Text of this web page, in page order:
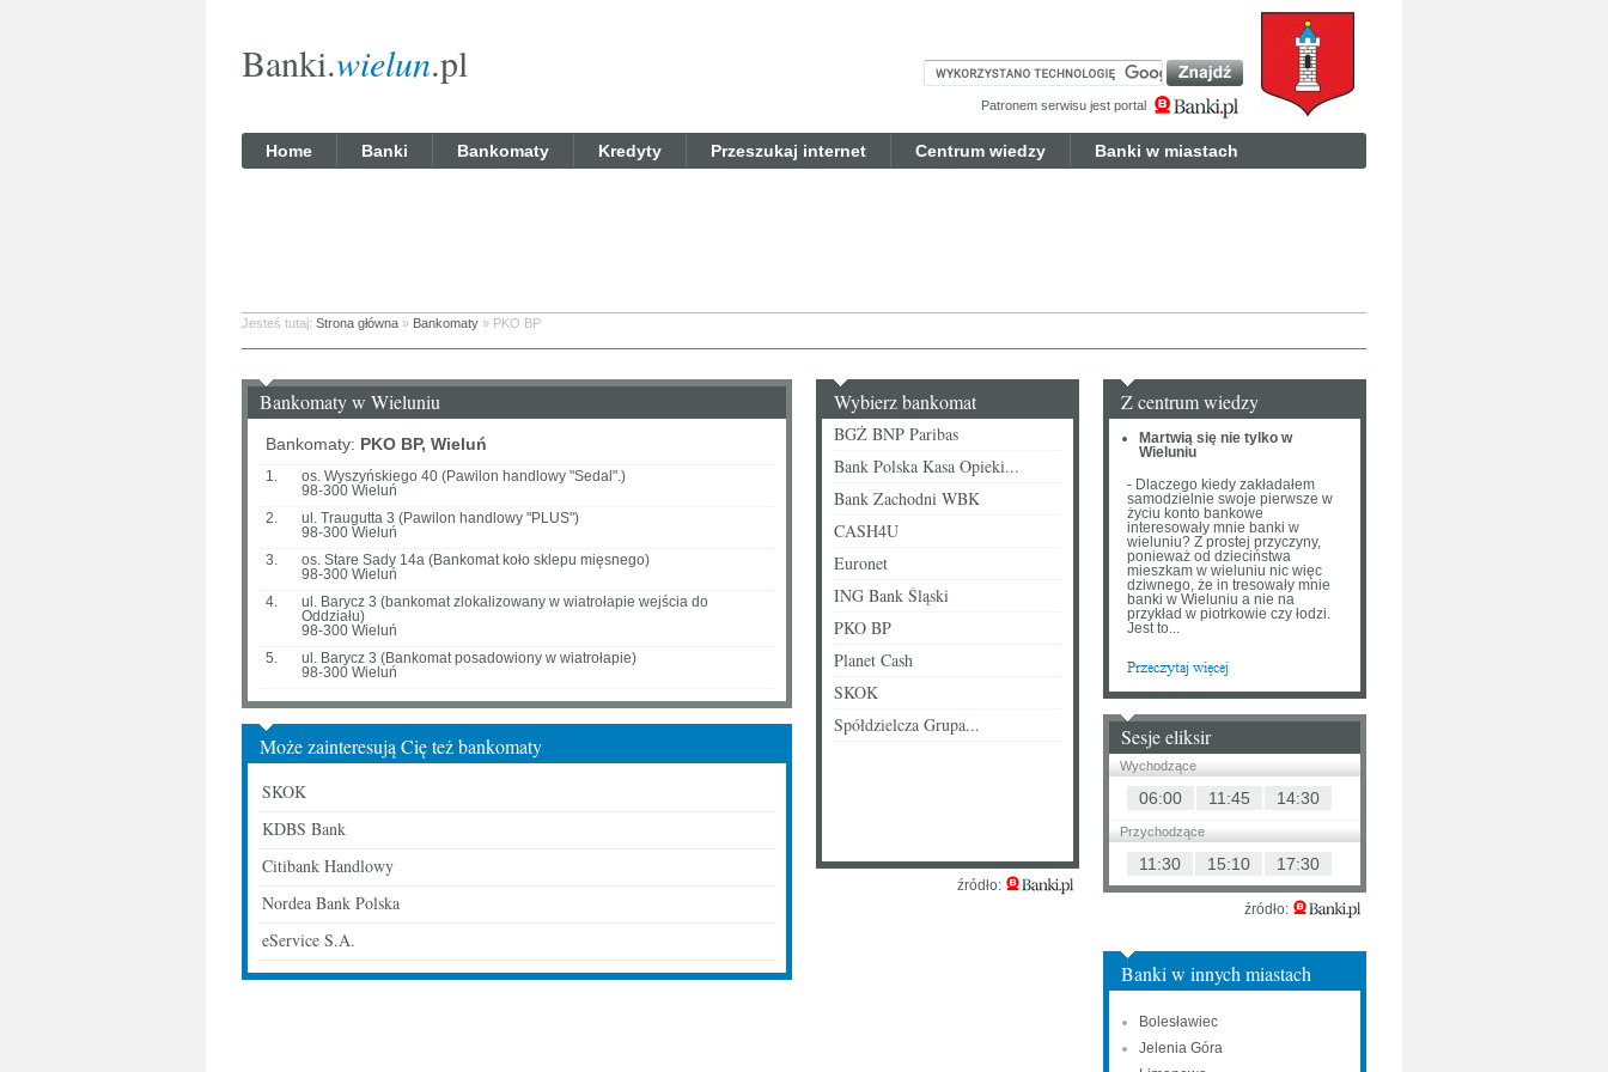
Banki.wielun.pl
Patronem serwisu jest portal
Home Banki Bankomaty Kredyty Przeszukaj internet Centrum wiedzy Banki w miastach
Jesteś tutaj: Strona główna » Bankomaty » PKO BP
Bankomaty w Wieluniu
Bankomaty: PKO BP, Wieluń
1.
os. Wyszyńskiego 40 (Pawilon handlowy "Sedal".)
98-300 Wieluń
2.
ul. Traugutta 3 (Pawilon handlowy "PLUS")
98-300 Wieluń
3.
os. Stare Sady 14a (Bankomat koło sklepu mięsnego)
98-300 Wieluń
4.
ul. Barycz 3 (bankomat zlokalizowany w wiatrołapie wejścia do
Oddziału)
98-300 Wieluń
5.
ul. Barycz 3 (Bankomat posadowiony w wiatrołapie)
98-300 Wieluń
Może zainteresują Cię też bankomaty
SKOK
KDBS Bank
Citibank Handlowy
Nordea Bank Polska
eService S.A.
Wybierz bankomat
BGŻ BNP Paribas
Bank Polska Kasa Opieki...
Bank Zachodni WBK
CASH4U
Euronet
ING Bank Śląski
PKO BP
Planet Cash
SKOK
Spółdzielcza Grupa...
źródło:
Z centrum wiedzy
Martwią się nie tylko w
Wieluniu
- Dlaczego kiedy zakładałem
samodzielnie swoje pierwsze w
życiu konto bankowe
interesowały mnie banki w
wieluniu? Z prostej przyczyny,
ponieważ od dzieciństwa
mieszkam w wieluniu nic więc
dziwnego, że in tresowały mnie
banki w Wieluniu a nie na
przykład w piotrkowie czy łodzi.
Jest to...
Sesje eliksir
Wychodzące
06:00 11:45 14:30
Przychodzące
11:30 15:10 17:30
źródło:
Banki w innych miastach
Bolesławiec
Jelenia Góra